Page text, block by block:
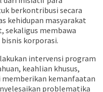
berkontribusi secara
kehidupan masyarakat
sekaligus membawa
korporasi.
intervensi program
keahlian khusus,
memberikan kemanfaatan
problematika